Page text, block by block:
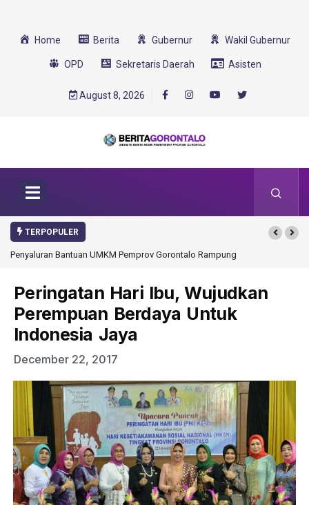
Home Berita Gubernur Wakil Gubernur
OPD Sekretaris Daerah Asisten
August 8, 2026
TERPOPULER
RampungGorontalo Ikut Dukung Program SMA Unggul Garuda
Peringatan Hari Ibu, Wujudkan
Perempuan Berdaya Untuk
Indonesia Jaya
December 22, 2017